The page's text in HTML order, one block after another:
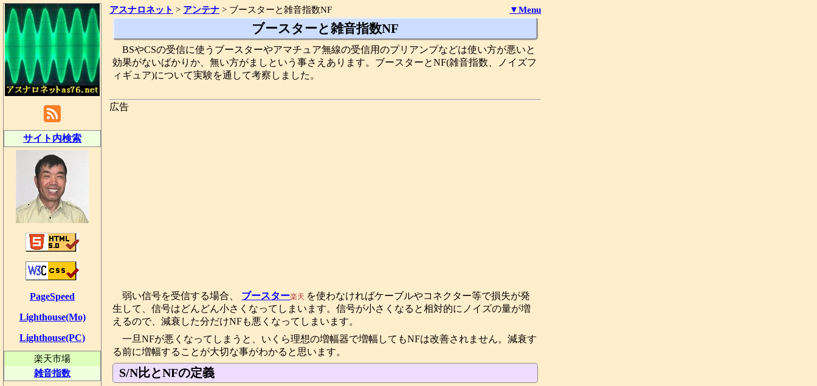
アスナロネット > アンテナ > ブースターと雑音指数NF ▼Menu
ブースターと雑音指数NF
BSやCSの受信に使うブースターやアマチュア無線の受信用のプリアンプなどは使い方が悪いと
効果がないばかりか、無い方がましという事さえあります。ブースターとNF(雑音指数、ノイズフ
ィギュア)について実験を通して考察しました。
広告
弱い信号を受信する場合、 ブースター楽天 を使わなければケーブルやコネクター等で損失が発
生して、信号はどんどん小さくなってしまいます。信号が小さくなると相対的にノイズの量が増
えるので、減衰した分だけNFも悪くなってしまいます。
一旦NFが悪くなってしまうと、いくら理想の増幅器で増幅してもNFは改善されません。減衰す
る前に増幅することが大切な事がわかると思います。
S/N比とNFの定義
サイト内検索
PageSpeed
Lighthouse(Mo)
Lighthouse(PC)
楽天市場
雑音指数